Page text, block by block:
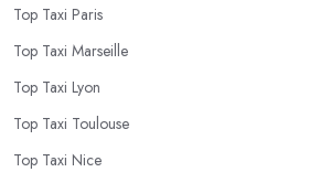
Top Taxi Paris
Top Taxi Marseille
Top Taxi Lyon
Top Taxi Toulouse
Top Taxi Nice